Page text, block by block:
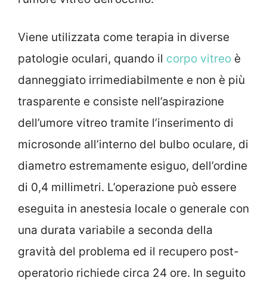
Viene utilizzata come terapia in diverse
patologie oculari, quando il corpo vitreo è
danneggiato irrimediabilmente e non è più
trasparente e consiste nell’aspirazione
dell’umore vitreo tramite l’inserimento di
microsonde all’interno del bulbo oculare, di
diametro estremamente esiguo, dell’ordine
di 0,4 millimetri. L’operazione può essere
eseguita in anestesia locale o generale con
una durata variabile a seconda della
gravità del problema ed il recupero post-
operatorio richiede circa 24 ore. In seguito